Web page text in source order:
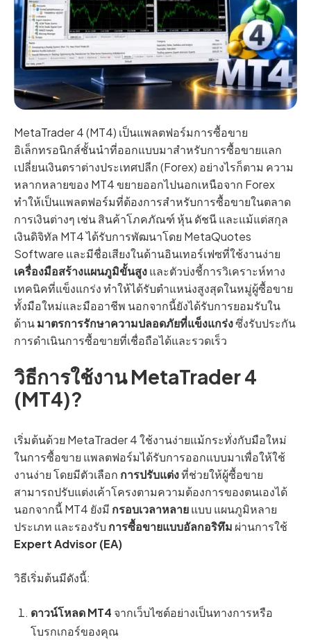
MetaTrader 4 (MT4) เป็นแพลตฟอร์มการซื้อขาย
อิเล็กทรอนิกส์ชั้นนำที่ออกแบบมาสำหรับการซื้อขายแลก
เปลี่ยนเงินตราต่างประเทศปลีก (Forex) อย่างไรก็ตาม ความ
หลากหลายของ MT4 ขยายออกไปนอกเหนือจาก Forex
ทำให้เป็นแพลตฟอร์มที่ต้องการสำหรับการซื้อขายในตลาด
การเงินต่างๆ เช่น สินค้าโภคภัณฑ์ หุ้น ดัชนี และแม้แต่สกุล
เงินดิจิทัล MT4 ได้รับการพัฒนาโดย MetaQuotes
Software และมีชื่อเสียงในด้านอินเทอร์เฟซที่ใช้งานง่าย
เครื่องมือสร้างแผนภูมิขั้นสูงและตัวบ่งชี้การวิเคราะห์ทาง
เทคนิคที่แข็งแกร่ง ทำให้ได้รับตำแหน่งสูงสุดในหมู่ผู้ซื้อขาย
ทั้งมือใหม่และมืออาชีพ นอกจากนี้ยังได้รับการยอมรับใน
ด้านมาตรการรักษาความปลอดภัยที่แข็งแกร่งซึ่งรับประกัน
การดำเนินการซื้อขายที่เชื่อถือได้และรวดเร็ว
วิธีการใช้งาน MetaTrader 4
(MT4)?
เริ่มต้นด้วย MetaTrader 4 ใช้งานง่ายแม้กระทั่งกับมือใหม่
ในการซื้อขาย แพลตฟอร์มได้รับการออกแบบมาเพื่อให้ใช้
งานง่าย โดยมีตัวเลือก การปรับแต่งที่ช่วยให้ผู้ซื้อขาย
สามารถปรับแต่งเค้าโครงตามความต้องการของตนเองได้
นอกจากนี้ MT4 ยังมี กรอบเวลาหลายแบบ แผนภูมิหลาย
ประเภท และรองรับ การซื้อขายแบบอัลกอริทึม ผ่านการใช้
Expert Advisor (EA)
วิธีเริ่มต้นมีดังนี้:
ดาวน์โหลด MT4 จากเว็บไซต์อย่างเป็นทางการหรือ
โบรกเกอร์ของคุณ